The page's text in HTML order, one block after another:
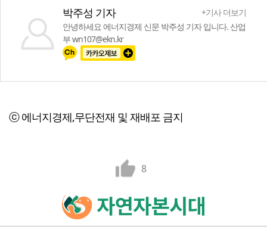
박주성 기자
+기사 더보기
안녕하세요 에너지경제 신문 박주성 기자 입니다. 산업
부 wn107@ekn.kr
ⓒ 에너지경제,무단전재 및 재배포 금지
8